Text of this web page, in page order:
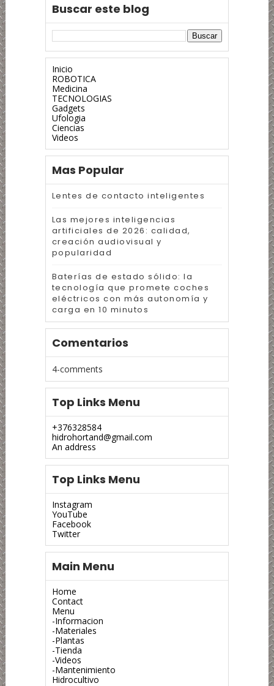
Buscar este blog
Inicio
ROBOTICA
Medicina
TECNOLOGIAS
Gadgets
Ufologia
Ciencias
Videos
Mas Popular
Lentes de contacto inteligentes
Las mejores inteligencias
artificiales de 2026: calidad,
creación audiovisual y
popularidad
Baterías de estado sólido: la
tecnología que promete coches
eléctricos con más autonomía y
carga en 10 minutos
Comentarios
4-comments
Top Links Menu
+376328584
hidrohortand@gmail.com
An address
Top Links Menu
Instagram
YouTube
Facebook
Twitter
Main Menu
Home
Contact
Menu
-Informacion
-Materiales
-Plantas
-Tienda
-Videos
-Mantenimiento
Hidrocultivo